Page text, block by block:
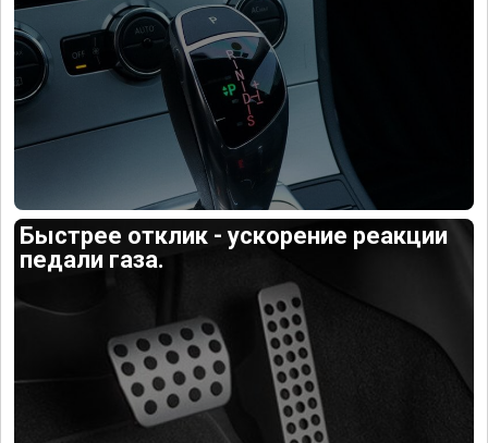
Быстрее отклик - ускорение реакции
педали газа.